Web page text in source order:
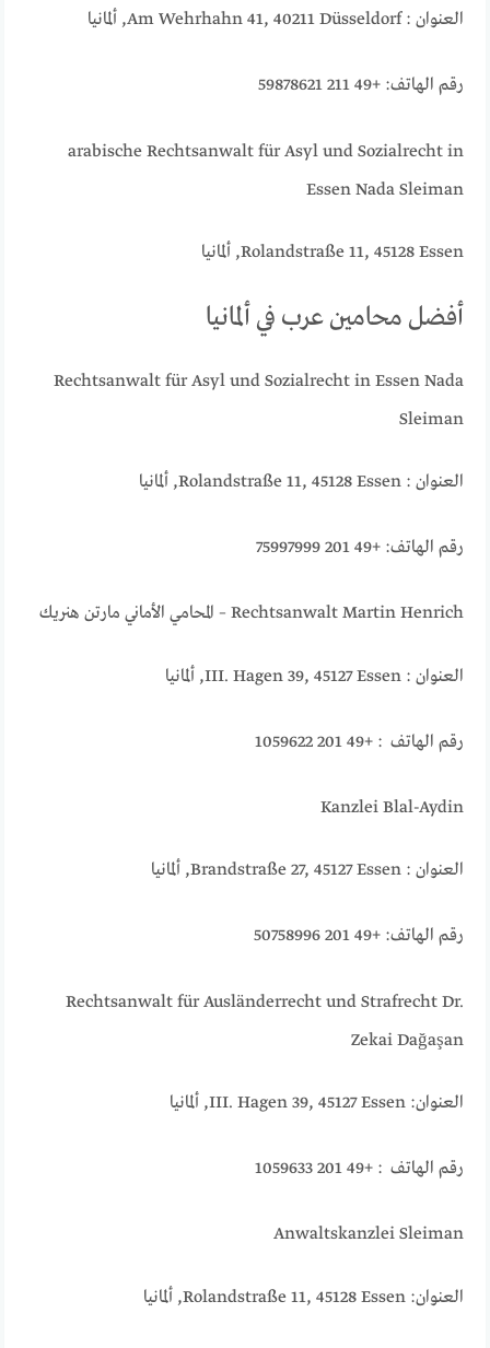
العنوان : Am Wehrhahn 41, 40211 Düsseldorf, ألمانيا
رقم الهاتف: +49 211 59878621
arabische Rechtsanwalt für Asyl und Sozialrecht in
Essen Nada Sleiman
Rolandstraße 11, 45128 Essen, ألمانيا
أفضل محامين عرب في ألمانيا
Rechtsanwalt für Asyl und Sozialrecht in Essen Nada
Sleiman
العنوان : Rolandstraße 11, 45128 Essen, ألمانيا
رقم الهاتف: +49 201 75997999
Rechtsanwalt Martin Henrich – المحامي الأماني مارتن هنريك
العنوان : III. Hagen 39, 45127 Essen, ألمانيا
رقم الهاتف : +49 201 1059622
Kanzlei Blal-Aydin
العنوان : Brandstraße 27, 45127 Essen, ألمانيا
رقم الهاتف: +49 201 50758996
Rechtsanwalt für Ausländerrecht und Strafrecht Dr.
Zekai Dağaşan
العنوان: III. Hagen 39, 45127 Essen, ألمانيا
رقم الهاتف : +49 201 1059633
Anwaltskanzlei Sleiman
العنوان: Rolandstraße 11, 45128 Essen, ألمانيا